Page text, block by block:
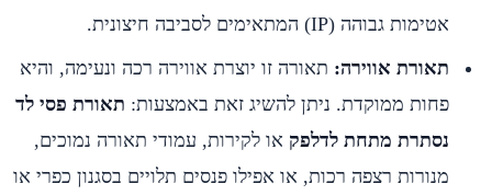
אטימות גבוהה (IP) המתאימים לסביבה חיצונית.
תאורת אווירה: תאורה זו יוצרת אווירה רכה ונעימה, והיא
פחות ממוקדת. ניתן להשיג זאת באמצעות: תאורת פסי לד
נסתרת מתחת לדלפק או לקירות, עמודי תאורה נמוכים,
מנורות רצפה רכות, או אפילו פנסים תלויים בסגנון כפרי או